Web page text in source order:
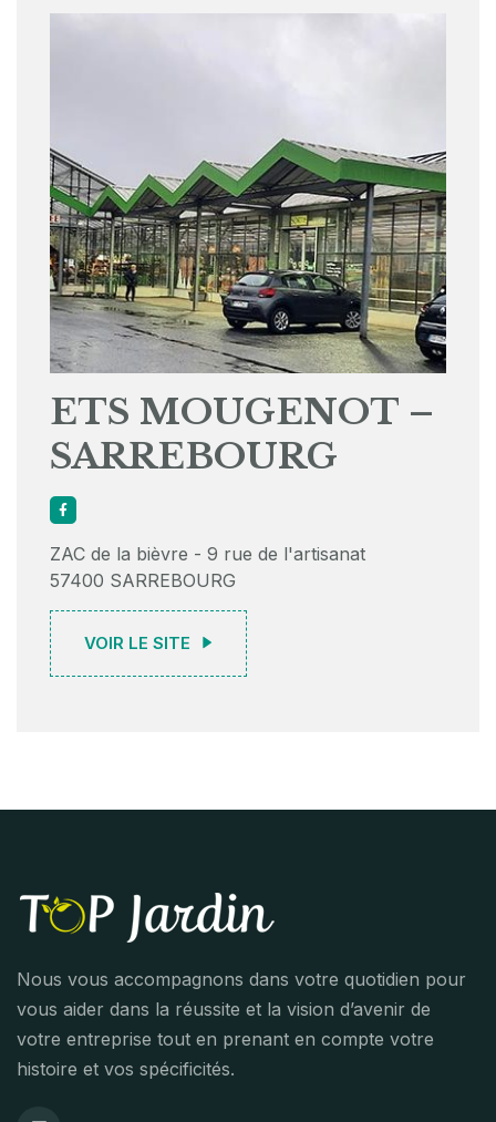
ETS MOUGENOT –
SARREBOURG
ZAC de la bièvre - 9 rue de l'artisanat
57400 SARREBOURG
VOIR LE SITE
Nous vous accompagnons dans votre quotidien pour
vous aider dans la réussite et la vision d’avenir de
votre entreprise tout en prenant en compte votre
histoire et vos spécificités.